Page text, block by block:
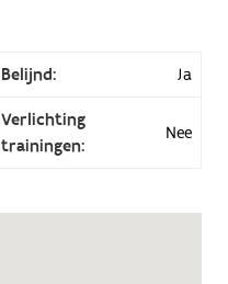
Belijnd: Ja
Verlichting
trainingen:
Nee